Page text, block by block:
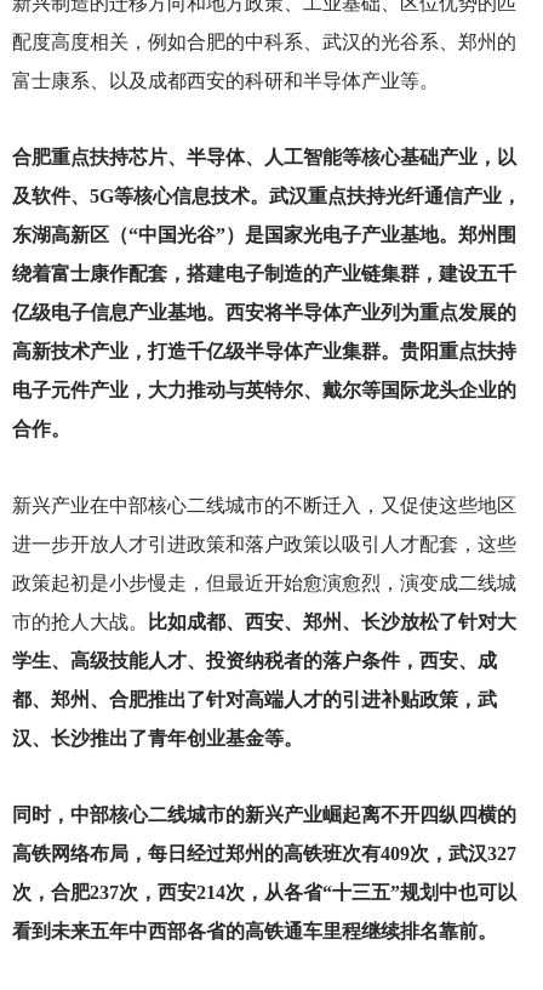
配度高度相关，例如合肥的中科系、武汉的光谷系、郑州的
富士康系、以及成都西安的科研和半导体产业等。
合肥重点扶持芯片、半导体、人工智能等核心基础产业，以
及软件、5G等核心信息技术。武汉重点扶持光纤通信产业，
东湖高新区（“中国光谷”）是国家光电子产业基地。郑州围
绕着富士康作配套，搭建电子制造的产业链集群，建设五千
亿级电子信息产业基地。西安将半导体产业列为重点发展的
高新技术产业，打造千亿级半导体产业集群。贵阳重点扶持
电子元件产业，大力推动与英特尔、戴尔等国际龙头企业的
合作。
新兴产业在中部核心二线城市的不断迁入，又促使这些地区
进一步开放人才引进政策和落户政策以吸引人才配套，这些
政策起初是小步慢走，但最近开始愈演愈烈，演变成二线城
市的抢人大战。
比如成都、西安、郑州、长沙放松了针对大
学生、高级技能人才、投资纳税者的落户条件，西安、成
都、郑州、合肥推出了针对高端人才的引进补贴政策，武
汉、长沙推出了青年创业基金等。
同时，中部核心二线城市的新兴产业崛起离不开四纵四横的
高铁网络布局，每日经过郑州的高铁班次有409次，武汉327
次，合肥237次，西安214次，从各省“十三五”规划中也可以
看到未来五年中西部各省的高铁通车里程继续排名靠前。